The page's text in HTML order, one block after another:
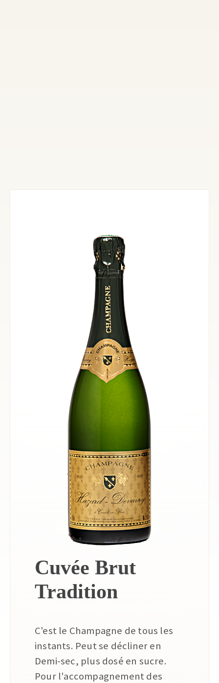
Cuvée Brut
Tradition
C'est le Champagne de tous les
instants. Peut se décliner en
Demi-sec, plus dosé en sucre.
Pour l'accompagnement des